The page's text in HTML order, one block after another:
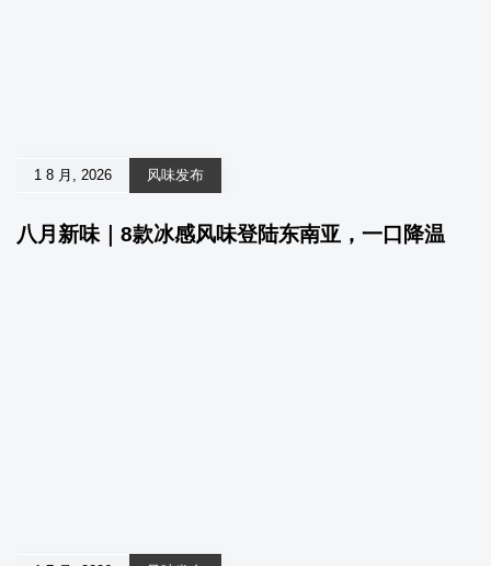
1 8 月, 2026 风味发布
八月新味｜8款冰感风味登陆东南亚，一口降温